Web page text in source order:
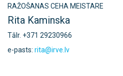
RAŽOŠANAS CEHA MEISTARE
Rita Kaminska
Tālr. +371 29230966
e-pasts: rita@irve.lv